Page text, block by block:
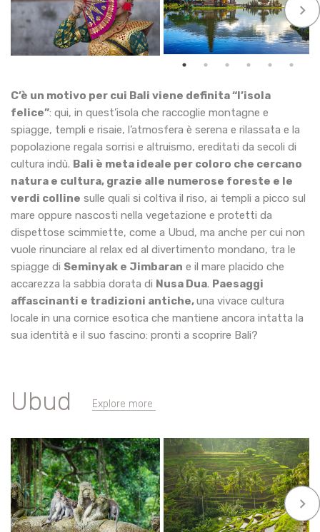
keyboard_arrow_right
C’è un motivo per cui Bali viene definita “l’isola
felice”: qui, in quest’isola che raccoglie montagne e
spiagge, templi e risaie, l’atmosfera è serena e rilassata e la
popolazione regala sorrisi e altruismo, ereditati da secoli di
cultura indù. Bali è meta ideale per coloro che cercano
natura e cultura, grazie alle numerose foreste e le
verdi colline sulle quali si coltiva il riso, ai templi a picco sul
mare oppure nascosti nella vegetazione e protetti da
dispettose scimmiette, come a Ubud, ma anche per cui non
vuole rinunciare al relax ed al divertimento mondano, tra le
spiagge di Seminyak e Jimbaran e il mare placido che
accarezza la sabbia dorata di Nusa Dua. Paesaggi
affascinanti e tradizioni antiche,una vivace cultura
locale in una cornice esotica che mantiene ancora intatta la
sua identità e il suo fascino: pronti a scoprire Bali?
Ubud Explore more
keyboard_arrow_right